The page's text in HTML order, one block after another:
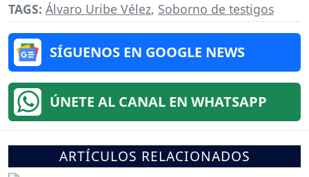
TAGS: Álvaro Uribe Vélez, Soborno de testigos
SÍGUENOS EN GOOGLE NEWS
ÚNETE AL CANAL EN WHATSAPP
ARTÍCULOS RELACIONADOS